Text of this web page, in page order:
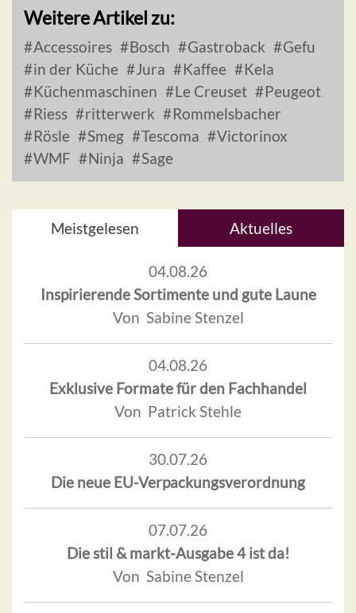
Weitere Artikel zu:
Accessoires Bosch Gastroback
Gefu
in der Küche
Jura Kaffee
Kela
Küchenmaschinen
Le Creuset
Peugeot
Riess
ritterwerk
Rommelsbacher
Rösle
Smeg Tescoma
Victorinox
WMF
Ninja Sage
Meistgelesen Aktuelles
04.08.26
Inspirierende Sortimente und gute Laune
Von Sabine Stenzel
04.08.26
Exklusive Formate für den Fachhandel
Von Patrick Stehle
30.07.26
Die neue EU-Verpackungsverordnung
07.07.26
Die stil & markt-Ausgabe 4 ist da!
Von Sabine Stenzel